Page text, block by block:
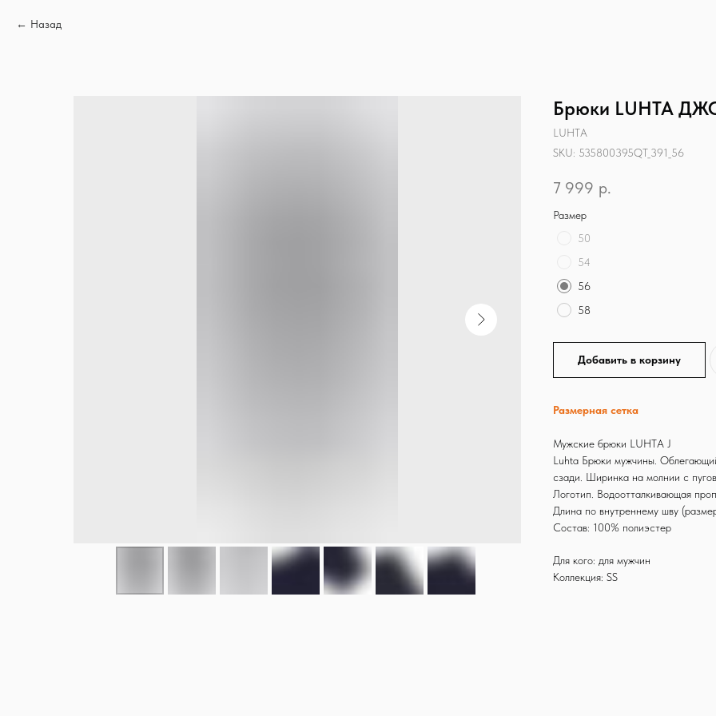
Назад
Брюки LUHTA
LUHTA
SKU: 535800395QT_391_56
7 999 р.
Размер
50
54
56
58
Добавить в корзину
Размерная сетка
Мужские брюки LUHTA J
Luhta Брюки мужчины.
сзади. Ширинка на молнии с
Логотип. Водоотталкивающая
Длина по внутреннему шву
Состав: 100% полиэстер
Для кого: для мужчин
Коллекция: SS